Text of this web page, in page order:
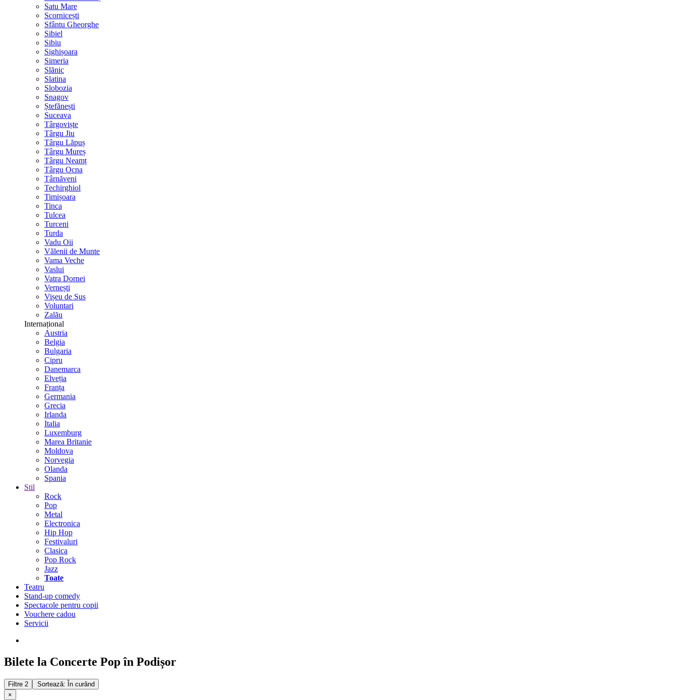
Satu Mare
Scornicești
Sfântu Gheorghe
Sibiel
Sibiu
Sighișoara
Simeria
Slănic
Slatina
Slobozia
Snagov
Ștefănești
Suceava
Târgoviște
Târgu Jiu
Târgu Lăpuș
Târgu Mureș
Târgu Neamț
Târgu Ocna
Târnăveni
Techirghiol
Timișoara
Tinca
Tulcea
Turceni
Turda
Vadu Oii
Vălenii de Munte
Vama Veche
Vaslui
Vatra Dornei
Vernești
Vișeu de Sus
Voluntari
Zalău
Internațional
Austria
Belgia
Bulgaria
Cipru
Danemarca
Elveția
Franța
Germania
Grecia
Irlanda
Italia
Luxemburg
Marea Britanie
Moldova
Norvegia
Olanda
Spania
Stil
Rock
Pop
Metal
Electronica
Hip Hop
Festivaluri
Clasica
Pop Rock
Jazz
Toate
Teatru
Stand-up comedy
Spectacole pentru copii
Vouchere cadou
Servicii
Bilete la Concerte Pop în Podișor
Filtre 2
Sortează: În curând
×